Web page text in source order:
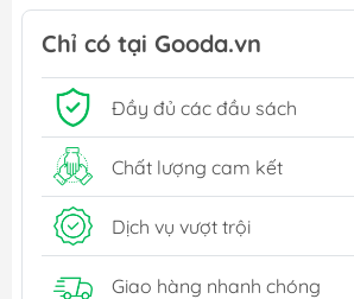
Chỉ có tại Gooda.vn
Đầy đủ các đầu sách
Chất lượng cam kết
Dịch vụ vượt trội
Giao hàng nhanh chóng